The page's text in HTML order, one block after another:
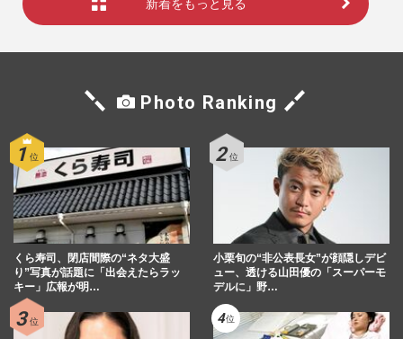
新着をもっと見る
Photo Ranking
くら寿司、閉店間際の“ネタ大盛
り”写真が話題に「出会えたらラッ
キー」広報が明…
小栗旬の“非公表長女”が顔隠しデビ
ュー、透ける山田優の「スーパーモ
デルに」野…